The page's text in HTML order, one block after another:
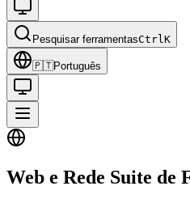
Pesquisar ferramentasCtrlK
🇵🇹Português
Web e Rede Suite de